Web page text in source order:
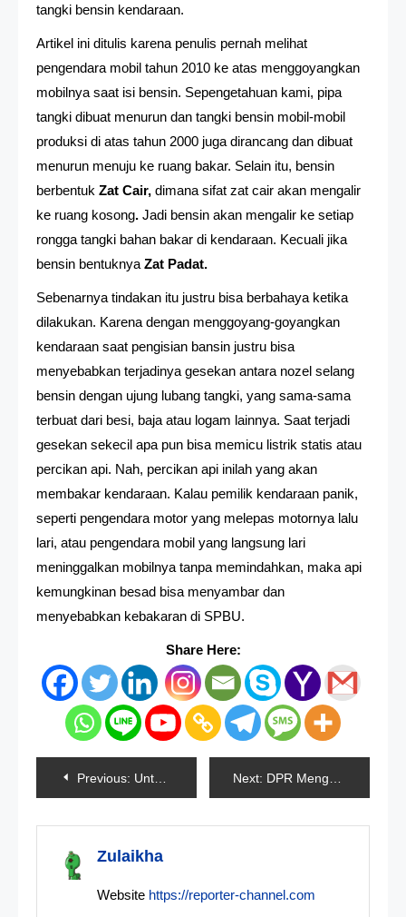
tangki bensin kendaraan.
Artikel ini ditulis karena penulis pernah melihat
pengendara mobil tahun 2010 ke atas menggoyangkan
mobilnya saat isi bensin. Sepengetahuan kami, pipa
tangki dibuat menurun dan tangki bensin mobil-mobil
produksi di atas tahun 2000 juga dirancang dan dibuat
menurun menuju ke ruang bakar. Selain itu, bensin
berbentuk Zat Cair, dimana sifat zat cair akan mengalir
ke ruang kosong. Jadi bensin akan mengalir ke setiap
rongga tangki bahan bakar di kendaraan. Kecuali jika
bensin bentuknya Zat Padat.
Sebenarnya tindakan itu justru bisa berbahaya ketika
dilakukan. Karena dengan menggoyang-goyangkan
kendaraan saat pengisian bansin justru bisa
menyebabkan terjadinya gesekan antara nozel selang
bensin dengan ujung lubang tangki, yang sama-sama
terbuat dari besi, baja atau logam lainnya. Saat terjadi
gesekan sekecil apa pun bisa memicu listrik statis atau
percikan api. Nah, percikan api inilah yang akan
membakar kendaraan. Kalau pemilik kendaraan panik,
seperti pengendara motor yang melepas motornya lalu
lari, atau pengendara mobil yang langsung lari
meninggalkan mobilnya tanpa memindahkan, maka api
kemungkinan besad bisa menyambar dan
menyebabkan kebakaran di SPBU.
Share Here:
Navigasi
pos
Previous: Untuk Jadi Juara Dunia, Bagania Cukup Finish Di Belakang Martin Next: DPR Mengesahkan Calon Panglima TNI Yang Baru
Zulaikha
Website https://reporter-channel.com